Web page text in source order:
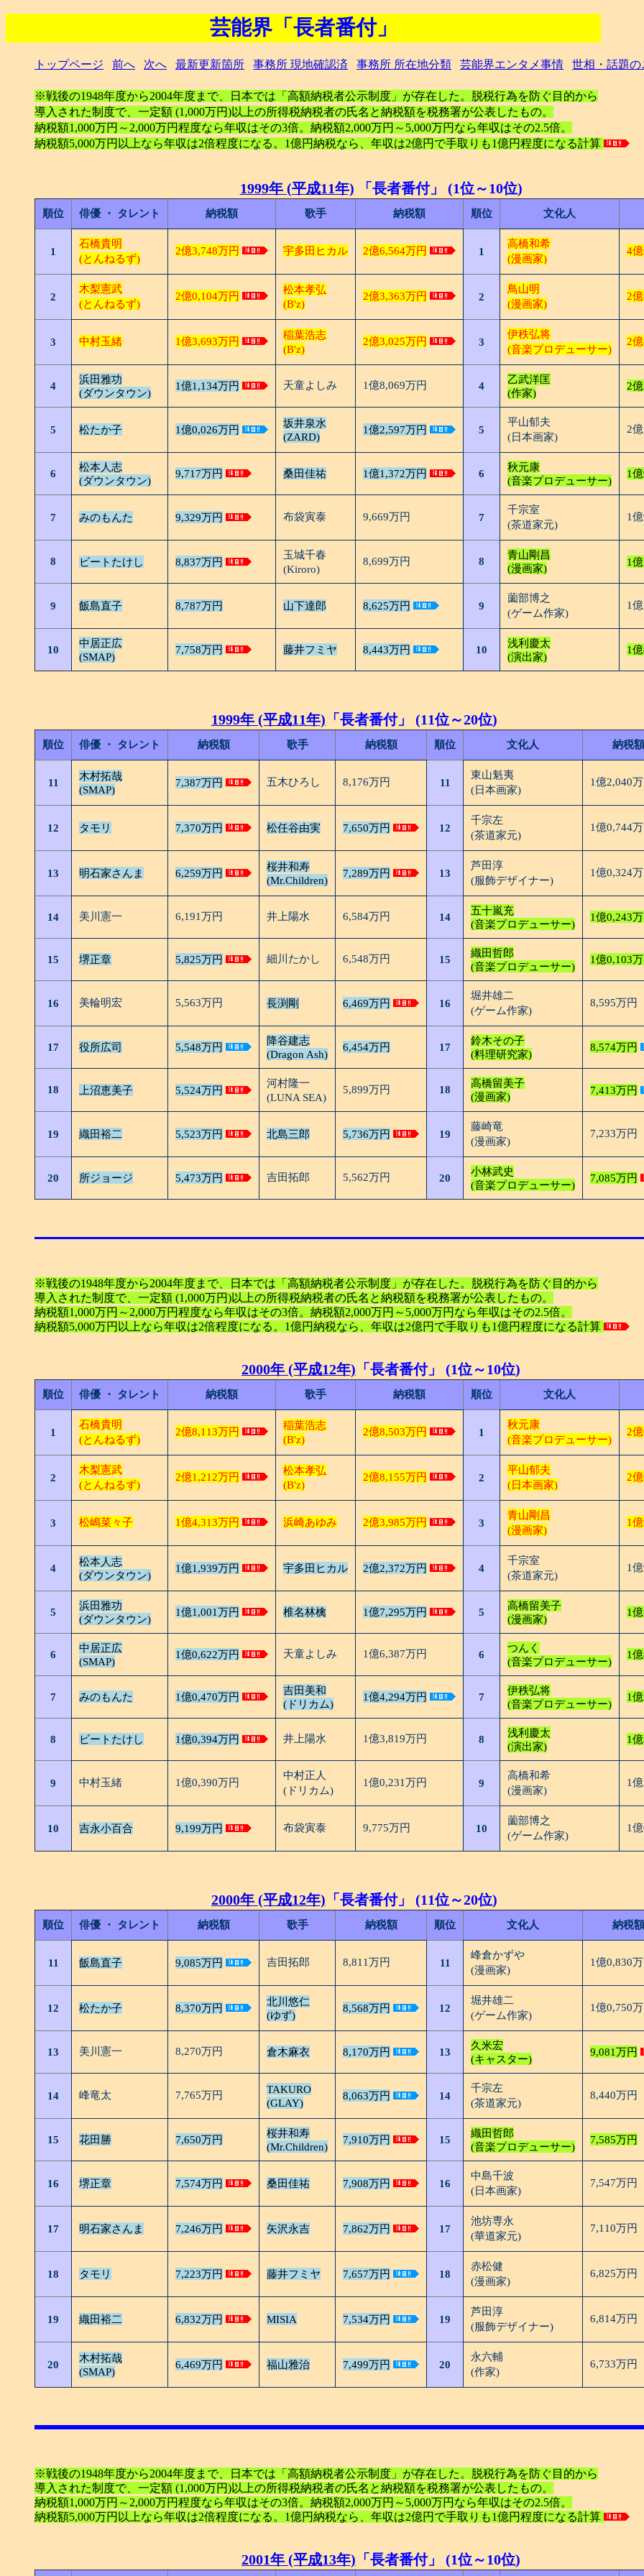
芸能界「長者番付」
トップページ 前へ 次へ 最新更新箇所 事務所 現地確認済 事務所 所在地分類 芸能界エンタメ事情 世相・話題の
※戦後の1948年度から2004年度まで、日本では「高額納税者公示制度」が存在した。脱税行為を防ぐ目的から
導入された制度で、一定額 (1,000万円)以上の所得税納税者の氏名と納税額を税務署が公表したもの。
納税額1,000万円～2,000万円程度なら年収はその3倍。納税額2,000万円～5,000万円なら年収はその2.5倍。
納税額5,000万円以上なら年収は2倍程度になる。1億円納税なら、年収は2億円で手取りも1億円程度になる計算
1999年 (平成11年) 「長者番付」 (1位～10位)
順位 俳優 ・ タレント 納税額 歌手 納税額 順位 文化人
1
石橋貴明
(とんねるず)
2億3,748万円 宇多田ヒカル 2億6,564万円 1
高橋和希
(漫画家)
4
2
木梨憲武
(とんねるず)
2億0,104万円
松本孝弘
(B'z)
2億3,363万円 2
鳥山明
(漫画家)
2
3 中村玉緒 1億3,693万円
稲葉浩志
(B'z)
2億3,025万円 3
伊秩弘将
(音楽プロデューサー)
2
4
浜田雅功
(ダウンタウン)
1億1,134万円 天童よしみ 1億8,069万円 4
乙武洋匡
(作家)
2
5 松たか子 1億0,026万円
坂井泉水
(ZARD)
1億2,597万円 5
平山郁夫
(日本画家)
2
6
松本人志
(ダウンタウン)
9,717万円 桑田佳祐 1億1,372万円 6
秋元康
(音楽プロデューサー)
1
7 みのもんた 9,329万円 布袋寅泰 9,669万円 7
千宗室
(茶道家元)
1
8 ビートたけし 8,837万円
玉城千春
(Kiroro)
8,699万円 8
青山剛昌
(漫画家)
1
9 飯島直子 8,787万円 山下達郎 8,625万円 9
薗部博之
(ゲーム作家)
1
10
中居正広
(SMAP)
7,758万円 藤井フミヤ 8,443万円 10
浅利慶太
(演出家)
1
1999年 (平成11年) 「長者番付」 (11位～20位)
順位 俳優 ・ タレント 納税額 歌手 納税額 順位 文化人 納税額
11
木村拓哉
(SMAP)
7,387万円 五木ひろし 8,176万円 11
東山魁夷
(日本画家)
1億2,040
12 タモリ 7,370万円 松任谷由実 7,650万円 12
千宗左
(茶道家元)
1億0,744
13 明石家さんま 6,259万円
桜井和寿
(Mr.Children)
7,289万円 13
芦田淳
(服飾デザイナー)
1億0,324
14 美川憲一 6,191万円 井上陽水 6,584万円 14
五十嵐充
(音楽プロデューサー)
1億0,243
15 堺正章 5,825万円 細川たかし 6,548万円 15
織田哲郎
(音楽プロデューサー)
1億0,103
16 美輪明宏 5,563万円 長渕剛 6,469万円 16
堀井雄二
(ゲーム作家)
8,595万円
17 役所広司 5,548万円
降谷建志
(Dragon Ash)
6,454万円 17
鈴木その子
(料理研究家)
8,574万円
18 上沼恵美子 5,524万円
河村隆一
(LUNA SEA)
5,899万円 18
高橋留美子
(漫画家)
7,413万円
19 織田裕二 5,523万円 北島三郎 5,736万円 19
藤崎竜
(漫画家)
7,233万円
20 所ジョージ 5,473万円 吉田拓郎 5,562万円 20
小林武史
(音楽プロデューサー)
7,085万円
※戦後の1948年度から2004年度まで、日本では「高額納税者公示制度」が存在した。脱税行為を防ぐ目的から
導入された制度で、一定額 (1,000万円)以上の所得税納税者の氏名と納税額を税務署が公表したもの。
納税額1,000万円～2,000万円程度なら年収はその3倍。納税額2,000万円～5,000万円なら年収はその2.5倍。
納税額5,000万円以上なら年収は2倍程度になる。1億円納税なら、年収は2億円で手取りも1億円程度になる計算
2000年 (平成12年) 「長者番付」 (1位～10位)
順位 俳優 ・ タレント 納税額 歌手 納税額 順位 文化人
1
石橋貴明
(とんねるず)
2億8,113万円
稲葉浩志
(B'z)
2億8,503万円 1
秋元康
(音楽プロデューサー)
2
2
木梨憲武
(とんねるず)
2億1,212万円
松本孝弘
(B'z)
2億8,155万円 2
平山郁夫
(日本画家)
2
3 松嶋菜々子 1億4,313万円 浜崎あゆみ 2億3,985万円 3
青山剛昌
(漫画家)
1
4
松本人志
(ダウンタウン)
1億1,939万円 宇多田ヒカル 2億2,372万円 4
千宗室
(茶道家元)
1
5
浜田雅功
(ダウンタウン)
1億1,001万円 椎名林檎 1億7,295万円 5
高橋留美子
(漫画家)
1
6
中居正広
(SMAP)
1億0,622万円 天童よしみ 1億6,387万円 6
つんく
(音楽プロデューサー)
1
7 みのもんた 1億0,470万円
吉田美和
(ドリカム)
1億4,294万円 7
伊秩弘将
(音楽プロデューサー)
1
8 ビートたけし 1億0,394万円 井上陽水 1億3,819万円 8
浅利慶太
(演出家)
1
9 中村玉緒 1億0,390万円
中村正人
(ドリカム)
1億0,231万円 9
高橋和希
(漫画家)
1
10 吉永小百合 9,199万円 布袋寅泰 9,775万円 10
薗部博之
(ゲーム作家)
1
2000年 (平成12年) 「長者番付」 (11位～20位)
順位 俳優 ・ タレント 納税額 歌手 納税額 順位 文化人 納税額
11 飯島直子 9,085万円 吉田拓郎 8,811万円 11
峰倉かずや
(漫画家)
1億0,830
12 松たか子 8,370万円
北川悠仁
(ゆず)
8,568万円 12
堀井雄二
(ゲーム作家)
1億0,750
13 美川憲一 8,270万円 倉木麻衣 8,170万円 13
久米宏
(キャスター)
9,081万円
14 峰竜太 7,765万円
TAKURO
(GLAY)
8,063万円 14
千宗左
(茶道家元)
8,440万円
15 花田勝 7,650万円
桜井和寿
(Mr.Children)
7,910万円 15
織田哲郎
(音楽プロデューサー)
7,585万円
16 堺正章 7,574万円 桑田佳祐 7,908万円 16
中島千波
(日本画家)
7,547万円
17 明石家さんま 7,246万円 矢沢永吉 7,862万円 17
池坊専永
(華道家元)
7,110万円
18 タモリ 7,223万円 藤井フミヤ 7,657万円 18
赤松健
(漫画家)
6,825万円
19 織田裕二 6,832万円 MISIA 7,534万円 19
芦田淳
(服飾デザイナー)
6,814万円
20
木村拓哉
(SMAP)
6,469万円 福山雅治 7,499万円 20
永六輔
(作家)
6,733万円
※戦後の1948年度から2004年度まで、日本では「高額納税者公示制度」が存在した。脱税行為を防ぐ目的から
導入された制度で、一定額 (1,000万円)以上の所得税納税者の氏名と納税額を税務署が公表したもの。
納税額1,000万円～2,000万円程度なら年収はその3倍。納税額2,000万円～5,000万円なら年収はその2.5倍。
納税額5,000万円以上なら年収は2倍程度になる。1億円納税なら、年収は2億円で手取りも1億円程度になる計算
2001年 (平成13年) 「長者番付」 (1位～10位)